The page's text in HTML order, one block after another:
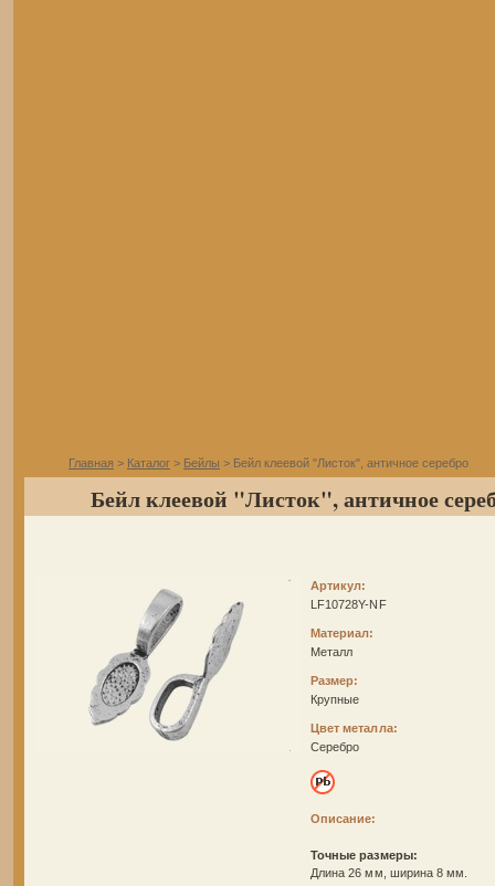
Главная > Каталог > Бейлы > Бейл клеевой "Листок", античное серебро
Бейл клеевой "Листок", античное
Артикул:
LF10728Y-NF
Материал:
Металл
Размер:
Крупные
Цвет металла:
Серебро
Описание:
Точные размеры:
Длина 26 мм, ширина 8 мм.